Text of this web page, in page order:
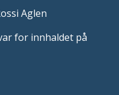
Aglen
for innhaldet på